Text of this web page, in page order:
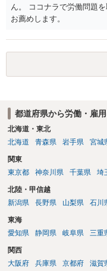
は、第三者から支払って
要になると思います（良
の弁護士にご相談ください
ん。 ココナラで労働問題
お薦めします。
都道府県から労働・雇
北海道・東北
北海道
青森県 岩手県 宮城
関東
東京都
神奈川県 千葉県 埼
北陸・甲信越
新潟県
長野県 山梨県 石川
東海
愛知県
静岡県 岐阜県 三重
関西
大阪府
兵庫県 京都府 滋賀